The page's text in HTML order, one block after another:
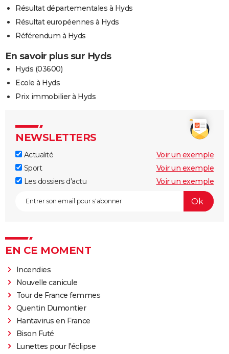
Résultat départementales à Hyds
Résultat européennes à Hyds
Référendum à Hyds
En savoir plus sur Hyds
Hyds (03600)
Ecole à Hyds
Prix immobilier à Hyds
NEWSLETTERS
Actualité
Voir un exemple
Sport
Voir un exemple
Les dossiers d'actu
Voir un exemple
EN CE MOMENT
Incendies
Nouvelle canicule
Tour de France femmes
Quentin Dumontier
Hantavirus en France
Bison Futé
Lunettes pour l'éclipse